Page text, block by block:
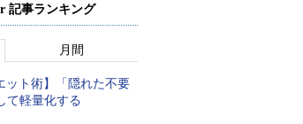
記事ランキング
月間
ット術】「隠れた不要
て軽量化する